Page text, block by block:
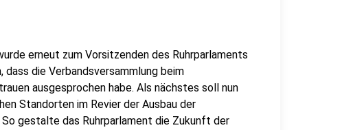
erneut zum Vorsitzenden des Ruhrparlaments
die Verbandsversammlung beim
ausgesprochen habe. Als nächstes soll nun
Standorten im Revier der Ausbau der
gestalte das Ruhrparlament die Zukunft der